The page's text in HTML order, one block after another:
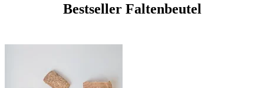
Bestseller Faltenbeutel